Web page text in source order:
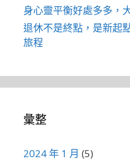
身心靈平衡好處多多，
退休不是終點，是新起
旅程
彙整
2024 年 1 月 (5)